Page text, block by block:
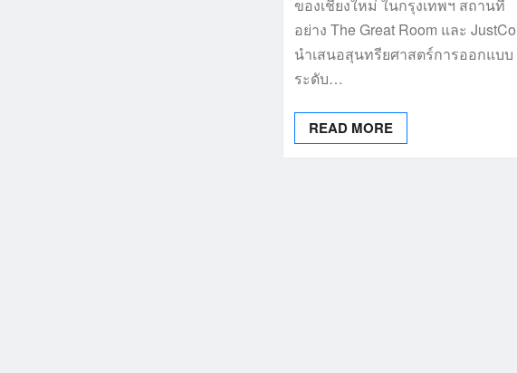
ของเชียงใหม่ ในกรุงเทพฯ สถานที่
อย่าง The Great Room และ JustCo
นำเสนอสุนทรียศาสตร์การออกแบบ
ระดับ…
READ MORE